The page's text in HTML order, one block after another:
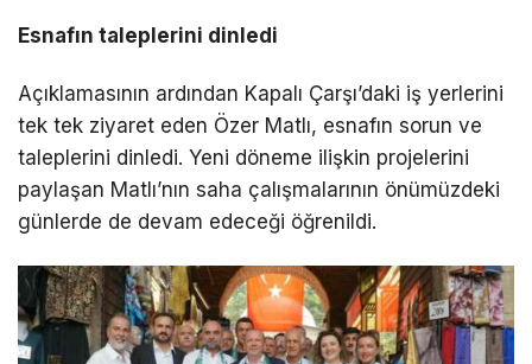
Esnafın taleplerini dinledi
Açıklamasının ardından Kapalı Çarşı’daki iş yerlerini
tek tek ziyaret eden Özer Matlı, esnafın sorun ve
taleplerini dinledi. Yeni döneme ilişkin projelerini
paylaşan Matlı’nın saha çalışmalarının önümüzdeki
günlerde de devam edeceği öğrenildi.